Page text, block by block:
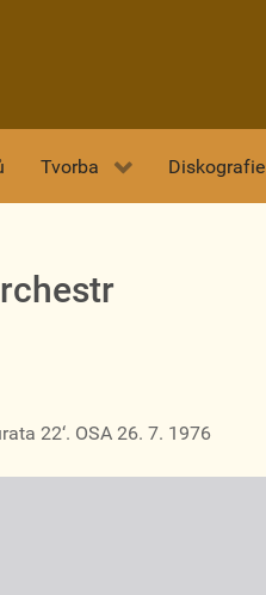
Tvorba Diskografie
22‘. OSA 26. 7. 1976